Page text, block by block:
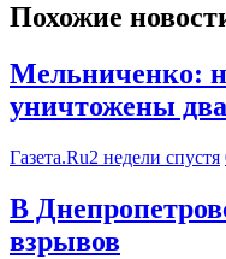
Похожие
Мельниченко:
уничтожены
Газета.Ru2 недели спустя
В
взрывов